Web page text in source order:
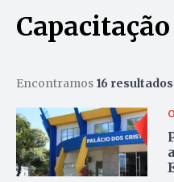
Capacitação
Encontramos 16 resultados